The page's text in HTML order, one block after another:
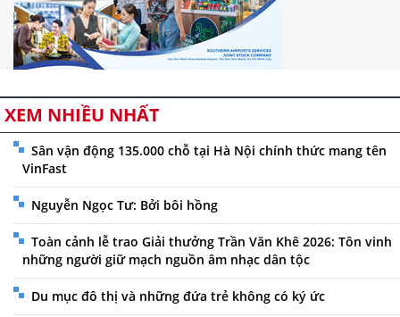
XEM NHIỀU NHẤT
Sân vận động 135.000 chỗ tại Hà Nội chính thức mang tên
VinFast
Nguyễn Ngọc Tư: Bởi bôi hồng
Toàn cảnh lễ trao Giải thưởng Trần Văn Khê 2026: Tôn vinh
những người giữ mạch nguồn âm nhạc dân tộc
Du mục đô thị và những đứa trẻ không có ký ức